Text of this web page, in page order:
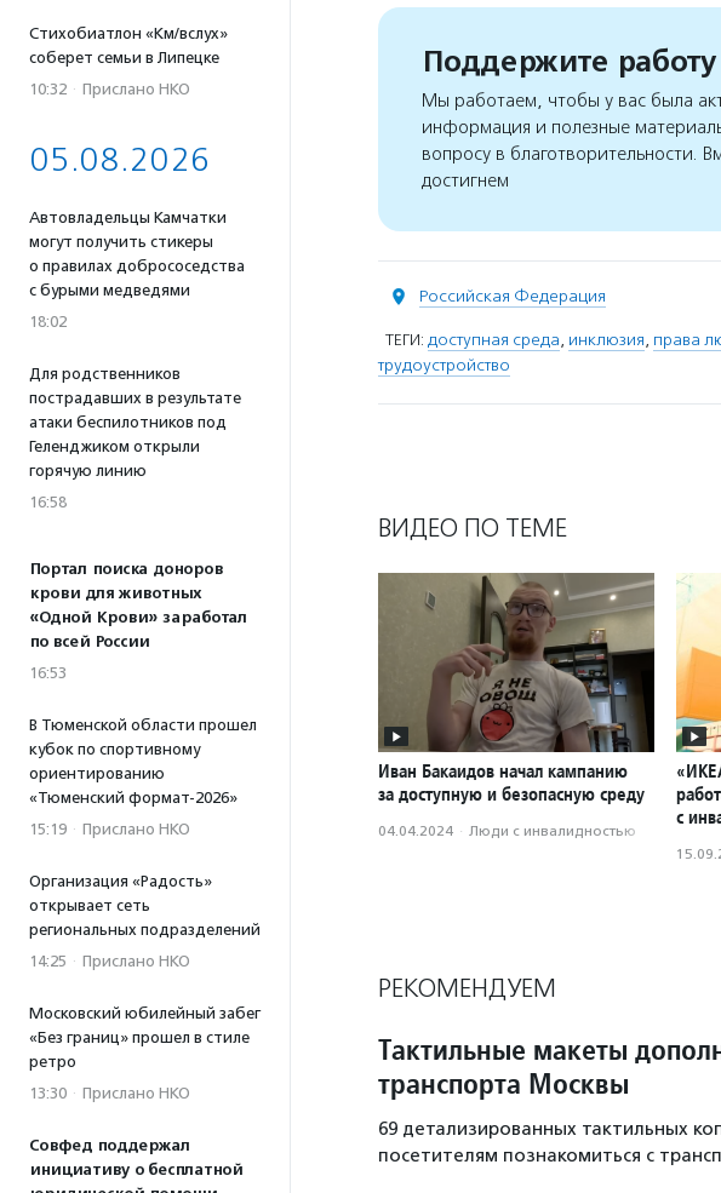
Стихобиатлон «Км/вслух»
соберет семьи в Липецке
10:32 · Прислано НКО
05.08.2026
Автовладельцы Камчатки
могут получить стикеры
о правилах добрососедства
с бурыми медведями
18:02
Для родственников
пострадавших в результате
атаки беспилотников под
Геленджиком открыли
горячую линию
16:58
Портал поиска доноров
крови для животных
«Одной Крови» заработал
по всей России
16:53
В Тюменской области прошел
кубок по спортивному
ориентированию
«Тюменский формат-2026»
15:19 · Прислано НКО
Организация «Радость»
открывает сеть
региональных подразделений
14:25 · Прислано НКО
Московский юбилейный забег
«Без границ» прошел в стиле
ретро
13:30 · Прислано НКО
Совфед поддержал
инициативу о бесплатной
Поддержите
Мы работаем, чтобы у вас была
информация и полезные
вопросу в благотворительности.
достигнем
Российская Федерация
ТЕГИ: доступная среда, инклюзия, права
трудоустройство
ВИДЕО ПО ТЕМЕ
Иван Бакаидов начал кампанию
за доступную и безопасную среду
04.04.2024 · Люди с инвалидностью
с
РЕКОМЕНДУЕМ
Тактильные макеты
транспорта Москвы
69 детализированных тактильных
посетителям познакомиться с